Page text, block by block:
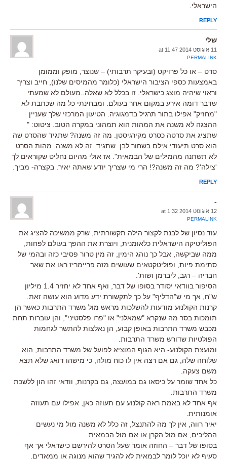
הישראלי.
REPLY
שלי
11 אוגוסט 2014 at 11:47
PERMALINK
סרט – או כל פרויקט (ובעיקר תרבותי) – שנוצר, מופק וממומן
באמצעות כספי הציבור הישראלי (כלומר מהמיסים שלנו), חייב וצריך
וראוי שיהיה מוצג כישראלי. זו בכלל לא שאלה..מעולם לא שמעתי
שדבר דומה אירע במקום אחר בעולם. ומבחינתי כל מה שכתבת לא
"מחזיק" אפילו בתור תרגיל בדמגוגיה. הטיעון המרכזי שלך שעניין
ההצגה לא משנה את המהות הוא תמהוני במקרה הטוב. ציטוט: "
שתציג את סרטה כסרט מקירגיסטן. מה זה משנה? שתגיד שהסרט שה
הוא סרט תיעודי אילם בשחור לבן. שתגיד. זה לא משנה. מהות הסרט
לא תשתנה מהמילים של הבמאית". אז אולי מהיום נחליט שקוראים לך
'צילה'? מה זה משנה?! הרי מי שצריך יודע שאתה יאיר. בקצרה- מביך.
REPLY
-
12 אוגוסט 2014 at 1:32
PERMALINK
עוד נסיון של לבנת לקצור הילה תקשורתית, שרק ממשיכה להציג את
הפוליטיקה הישראלית כלאומנית, ויוצרת את ההפך בעולם לפחות,
ממה שביקשה, אבל כך נוהג הימין, זה מין טרור פסיבי כזה ובהמי של
סתימת פיות, ופוליטקטאים שעושים מזה פריימריז ראו את שאר
חבריה – רגב, ליברמן ושות'.
הסיפור בוודאי יסודר בסופו של דבר, ואף אחד לא יחזיר 1.4 מיליון
ש"ח, אך מי ש"הדליף" על כך לתקשורת ידע מדוע הוא עושה זאת.
קרנות הקולנוע מודעות להשלכות מראש מול משרד התרבות כאשר הן
תומכות בסר מה שנקרא "שמאלני" או "פרו פלסטיני", והן עוברות תחת
מכבש משרד התרבות באופן קבוע, הן נאלצות להתשר לגחמות
הפולטיות שדורש משרד התרבות.
ומועצת הקולנוע- היא הגוף המוציא לפועל של משרד התרבות, הוא
שלוחה שלה, גם אם רצה אין לו כוח מולה, כי מישהו דואג שלא תצא
משם צעקה.
כל אחד שומר על כיסאו גם במועצה, גם בקרנות, וודאי זהו הון ללשכת
משרד התרבות.
אף אחד לא באמת ראה קולנוע עם תעוזה כאן, אפילו עם תעוזה
אומנותית.
יאיר רווה, אין לך מה להתנצל, זה כלל לא משנה מול מי נעשים
ההליכים, אם מול הקרן או אם מול הבמאית..
בסופו של דבר – החוזה אומר שעל הסרט להירשם כישראלי אך אף
סעיף לא יוכל לומר לבמאית לא להגיד שהוא מנוגה או ממאדים.